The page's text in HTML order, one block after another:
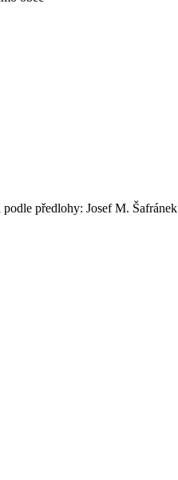
předlohy: Josef M. Šafránek